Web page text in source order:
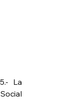
La